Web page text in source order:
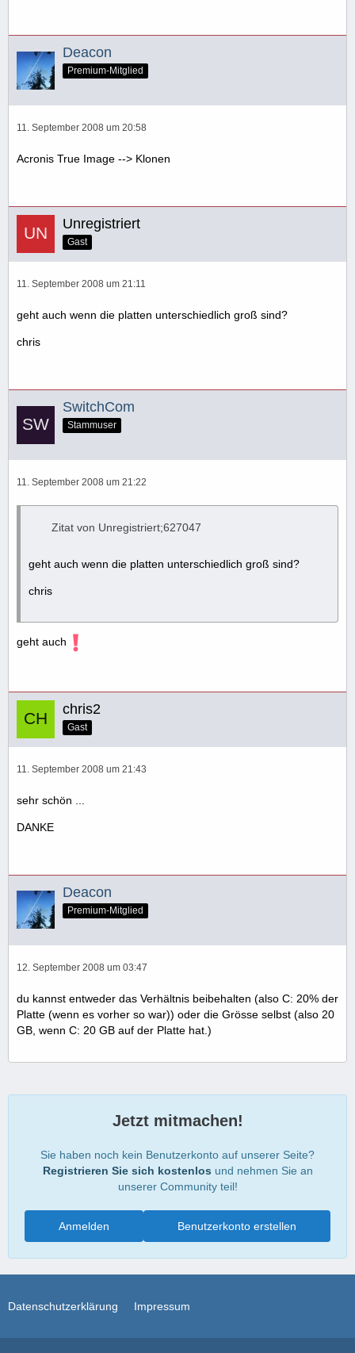
Deacon
Premium-Mitglied
11. September 2008 um 20:58
Acronis True Image --> Klonen
Unregistriert
Gast
11. September 2008 um 21:11
geht auch wenn die platten unterschiedlich groß sind?
chris
SwitchCom
Stammuser
11. September 2008 um 21:22
Zitat von Unregistriert;627047
geht auch wenn die platten unterschiedlich groß sind?
chris
geht auch
chris2
Gast
11. September 2008 um 21:43
sehr schön ...
DANKE
Deacon
Premium-Mitglied
12. September 2008 um 03:47
du kannst entweder das Verhältnis beibehalten (also C: 20% der
Platte (wenn es vorher so war)) oder die Grösse selbst (also 20
GB, wenn C: 20 GB auf der Platte hat.)
Jetzt mitmachen!
Sie haben noch kein Benutzerkonto auf unserer Seite?
Registrieren Sie sich kostenlos und nehmen Sie an
unserer Community teil!
Benutzerkonto erstellen
Anmelden
Datenschutzerklärung Impressum